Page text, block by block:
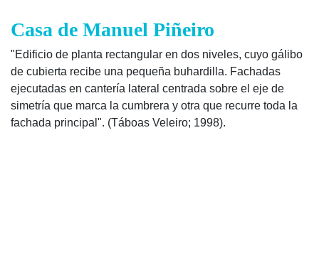
Casa de Manuel Piñeiro
"Edificio de planta rectangular en dos niveles, cuyo gálibo
de cubierta recibe una pequeña buhardilla. Fachadas
ejecutadas en cantería lateral centrada sobre el eje de
simetría que marca la cumbrera y otra que recurre toda la
fachada principal". (Táboas Veleiro; 1998).